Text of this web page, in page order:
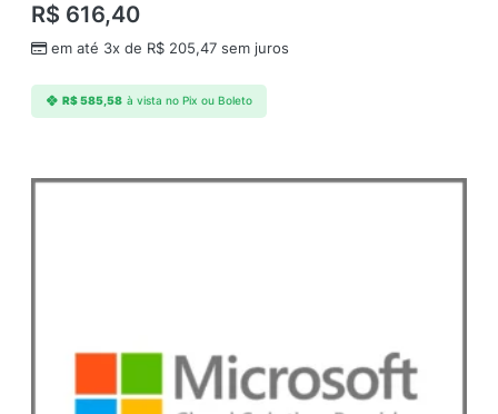
R$ 616,40
em até 3x de R$ 205,47 sem juros
R$585,58 à vista no Pix ou Boleto